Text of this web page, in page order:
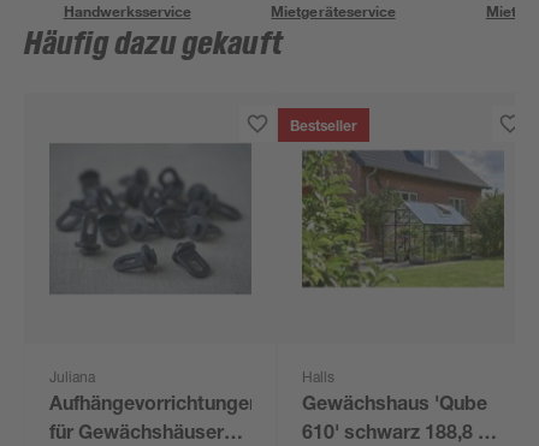
Handwerksservice Mietgeräteservice
Häufig dazu gekauft
Juliana
Aufhängevorrichtungen
für Gewächshäuser
Bestseller
Halls
Gewächshaus 'Qube
610' schwarz 188,8 x